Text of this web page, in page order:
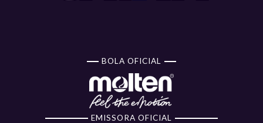
BOLA OFICIAL
EMISSORA OFICIAL